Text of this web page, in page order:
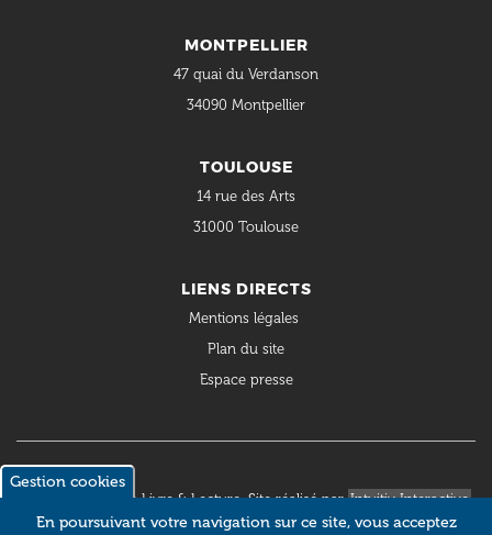
MONTPELLIER
47 quai du Verdanson
34090 Montpellier
TOULOUSE
14 rue des Arts
31000 Toulouse
LIENS DIRECTS
Mentions légales
Plan du site
Espace presse
© 2018 Occitanie Livre & Lecture. Site réalisé parIntuitiv Interactive
Gestion cookies
En poursuivant votre navigation sur ce site, vous acceptez